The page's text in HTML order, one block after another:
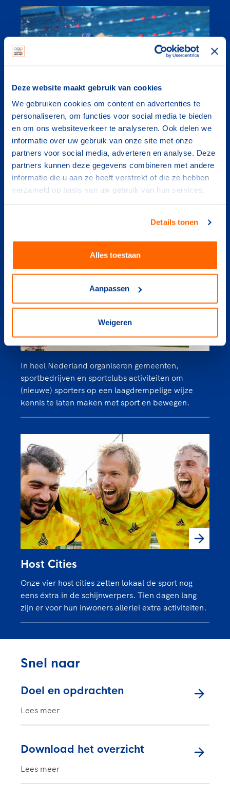
Deze website maakt gebruik van cookies
We gebruiken cookies om content en advertenties te
personaliseren, om functies voor social media te bieden
en om ons websiteverkeer te analyseren. Ook delen we
informatie over uw gebruik van onze site met onze
partners voor social media, adverteren en analyse. Deze
partners kunnen deze gegevens combineren met andere
informatie die u aan ze heeft verstrekt of die ze hebben
verzameld op basis van uw gebruik van hun services.
Details tonen
Alles toestaan
Aanpassen
Weigeren
Sportmatch
Sportmatch is een digitaal programma waarin je
sportactiviteiten kunt boeken. Met Sportmatch
brengen we vraag en aanbod samen. Voor
inwoners, sportclubs en gemeente en
sportbonden.
In heel Nederland organiseren gemeenten,
sportbedrijven en sportclubs activiteiten om
(nieuwe) sporters op een laagdrempelige wijze
kennis te laten maken met sport en bewegen.
Host Cities
Onze vier host cities zetten lokaal de sport nog
eens éxtra in de schijnwerpers. Tien dagen lang
zijn er voor hun inwoners allerlei extra activiteiten.
Snel naar
Doel en opdrachten
Lees meer
Download het overzicht
Lees meer